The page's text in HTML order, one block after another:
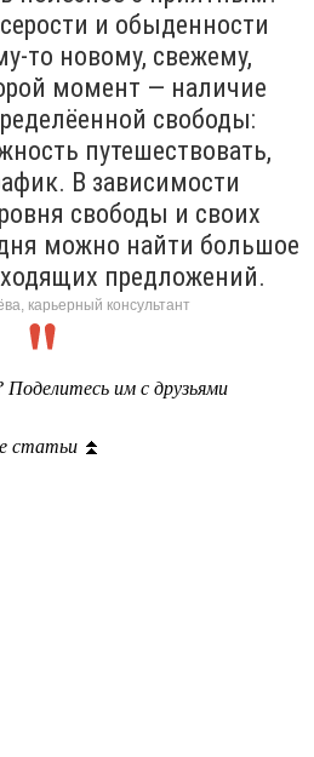
и обыденности
то новому, свежему,
момент — наличие
свободы:
путешествовать,
В зависимости
свободы и своих
можно найти большое
предложений.
карьерный консультант
им с друзьями
статьи ⏫